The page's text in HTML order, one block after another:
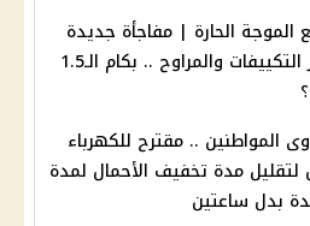
الموجة الحارة | مفاجأة جديدة
في أسعار التكييفات والمراوح .. بكام الـ1.5
المواطنين .. مقترح للكهرباء
لتقليل مدة تخفيف الأحمال لمدة
بدل ساعتين